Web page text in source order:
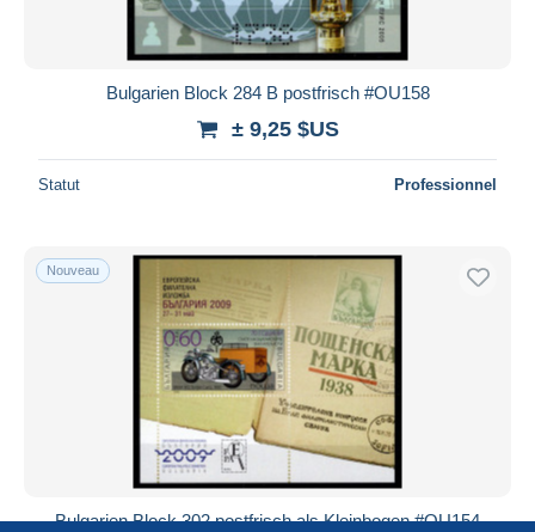
Bulgarien Block 284 B postfrisch #OU158
± 9,25 $US
Statut Professionnel
Nouveau
Bulgarien Block 302 postfrisch als Kleinbogen #OU154